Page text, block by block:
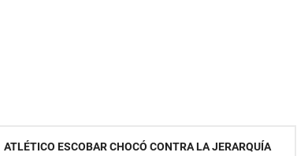
ATLÉTICO ESCOBAR CHOCÓ CONTRA LA JERARQUÍA